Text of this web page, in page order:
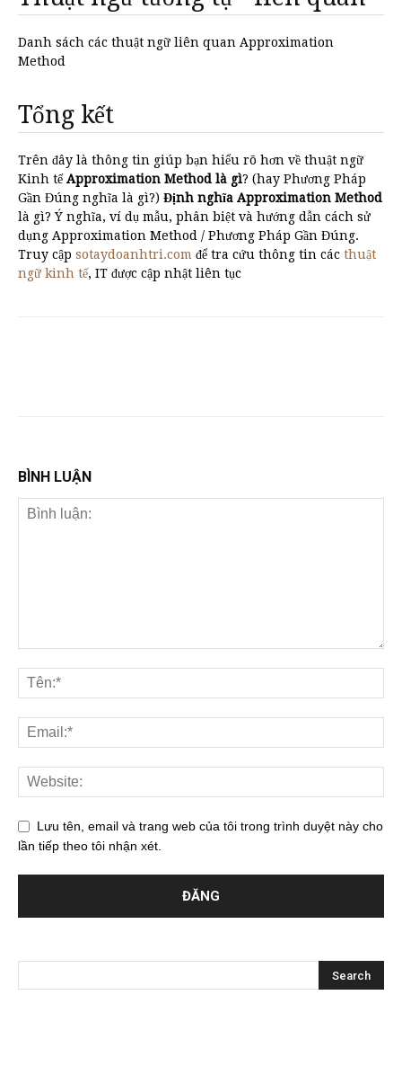
Danh sách các thuật ngữ liên quan Approximation
Method
Tổng kết
Trên đây là thông tin giúp bạn hiểu rõ hơn về thuật ngữ
Kinh tếApproximation Method là gì? (hay Phương Pháp
Gần Đúng nghĩa là gì?) Định nghĩa Approximation Method
là gì? Ý nghĩa, ví dụ mẫu, phân biệt và hướng dẫn cách sử
dụng Approximation Method / Phương Pháp Gần Đúng.
Truy cập sotaydoanhtri.com để tra cứu thông tin các thuật
ngữ kinh tế, IT được cập nhật liên tục
BÌNH LUẬN
Lưu tên, email và trang web của tôi trong trình duyệt này cho
lần tiếp theo tôi nhận xét.